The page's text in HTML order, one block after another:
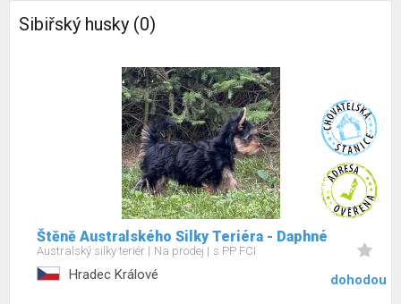
Sibiřský husky (0)
Štěně Australského Silky Teriéra - Daphné
Australský silky teriér Na prodej s PP FCI
Hradec Králové dohodou